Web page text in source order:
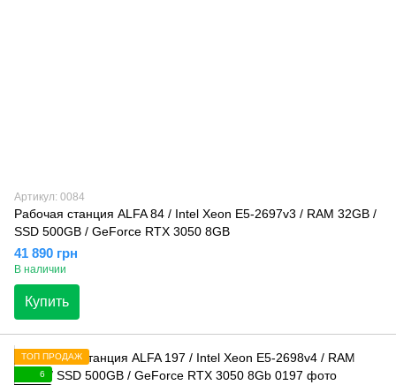
Артикул: 0084
Рабочая станция ALFA 84 / Intel Xeon E5-2697v3 / RAM 32GB /
SSD 500GB / GeForce RTX 3050 8GB
41 890 грн
В наличии
Купить
ТОП ПРОДАЖ
6